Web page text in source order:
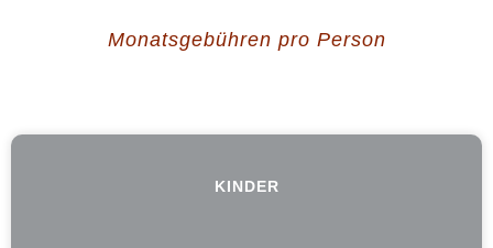
Monatsgebühren pro Person
KINDER